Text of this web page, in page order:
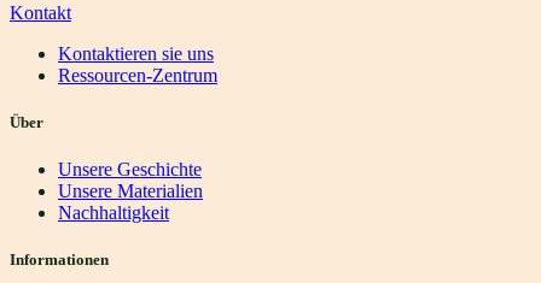
Kontakt
Kontaktieren sie uns
Ressourcen-Zentrum
Über
Unsere Geschichte
Unsere Materialien
Nachhaltigkeit
Informationen